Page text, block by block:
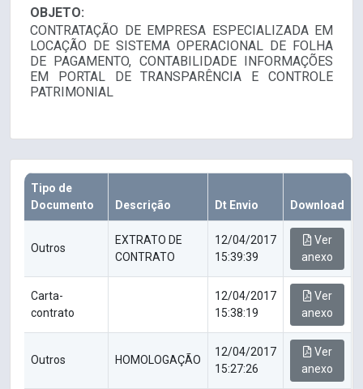
OBJETO:
CONTRATAÇÃO DE EMPRESA ESPECIALIZADA EM
LOCAÇÃO DE SISTEMA OPERACIONAL DE FOLHA
DE PAGAMENTO, CONTABILIDADE INFORMAÇÕES
EM PORTAL DE TRANSPARÊNCIA E CONTROLE
PATRIMONIAL
Tipo de
Documento
Descrição Dt Envio Download
Outros
EXTRATO DE
CONTRATO
12/04/2017
15:39:39
Ver
anexo
Carta-
contrato
12/04/2017
15:38:19
Ver
anexo
Outros HOMOLOGAÇÃO
12/04/2017
15:27:26
Ver
anexo